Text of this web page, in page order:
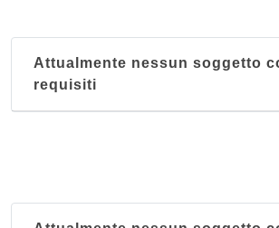
Attualmente nessun soggetto
requisiti